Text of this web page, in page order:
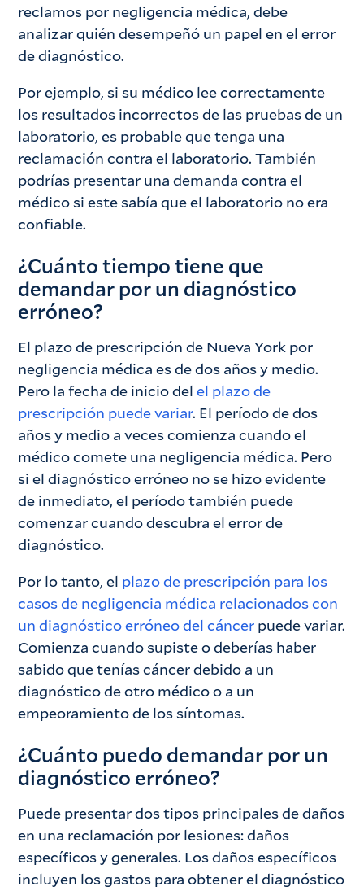
reclamos por negligencia médica, debe
analizar quién desempeñó un papel en el error
de diagnóstico.
Por ejemplo, si su médico lee correctamente
los resultados incorrectos de las pruebas de un
laboratorio, es probable que tenga una
reclamación contra el laboratorio. También
podrías presentar una demanda contra el
médico si este sabía que el laboratorio no era
confiable.
¿Cuánto tiempo tiene que
demandar por un diagnóstico
erróneo?
El plazo de prescripción de Nueva York por
negligencia médica es de dos años y medio.
Pero la fecha de inicio delel plazo de
prescripción puede variar. El período de dos
años y medio a veces comienza cuando el
médico comete una negligencia médica. Pero
si el diagnóstico erróneo no se hizo evidente
de inmediato, el período también puede
comenzar cuando descubra el error de
diagnóstico.
Por lo tanto, el plazo de prescripción para los
casos de negligencia médica relacionados con
un diagnóstico erróneo del cáncer puede variar.
Comienza cuando supiste o deberías haber
sabido que tenías cáncer debido a un
diagnóstico de otro médico o a un
empeoramiento de los síntomas.
¿Cuánto puedo demandar por un
diagnóstico erróneo?
Puede presentar dos tipos principales de daños
en una reclamación por lesiones: daños
específicos y generales. Los daños específicos
incluyen los gastos para obtener el diagnóstico